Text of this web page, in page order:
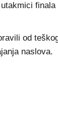
od
naslova.